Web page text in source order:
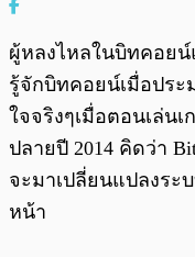
ผู้หลงไหลในบิทคอยน์
รู้จักบิทคอยน์เมื่อประ
ใจจริงๆเมื่อตอนเล่น
ปลายปี 2014 คิดว่า
จะมาเปลี่ยนแปลงระ
หน้า